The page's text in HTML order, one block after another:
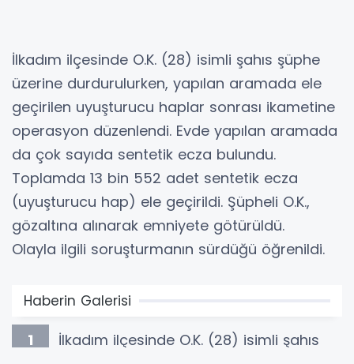
İlkadım ilçesinde O.K. (28) isimli şahıs şüphe
üzerine durdurulurken, yapılan aramada ele
geçirilen uyuşturucu haplar sonrası ikametine
operasyon düzenlendi. Evde yapılan aramada
da çok sayıda sentetik ecza bulundu.
Toplamda 13 bin 552 adet sentetik ecza
(uyuşturucu hap) ele geçirildi. Şüpheli O.K.,
gözaltına alınarak emniyete götürüldü.
Olayla ilgili soruşturmanın sürdüğü öğrenildi.
Haberin Galerisi
1
İlkadım ilçesinde O.K. (28) isimli şahıs